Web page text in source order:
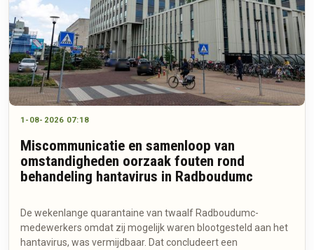
1-08-2026 07:18
Miscommunicatie en samenloop van
omstandigheden oorzaak fouten rond
behandeling hantavirus in Radboudumc
De wekenlange quarantaine van twaalf Radboudumc-
medewerkers omdat zij mogelijk waren blootgesteld aan het
hantavirus, was vermijdbaar. Dat concludeert een